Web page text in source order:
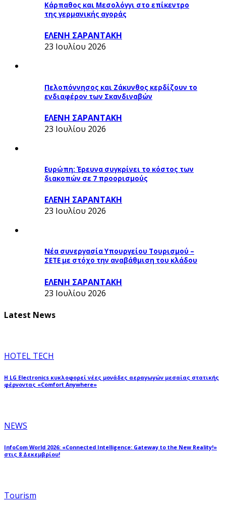
Κάρπαθος και Μεσολόγγι στο επίκεντρο
της γερμανικής αγοράς
ΕΛΕΝΗ ΣΑΡΑΝΤΑΚΗ
23 Ιουλίου 2026
Πελοπόννησος και Ζάκυνθος κερδίζουν το
ενδιαφέρον των Σκανδιναβών
ΕΛΕΝΗ ΣΑΡΑΝΤΑΚΗ
23 Ιουλίου 2026
Ευρώπη: Έρευνα συγκρίνει το κόστος των
διακοπών σε 7 προορισμούς
ΕΛΕΝΗ ΣΑΡΑΝΤΑΚΗ
23 Ιουλίου 2026
Νέα συνεργασία Υπουργείου Τουρισμού –
ΣΕΤΕ με στόχο την αναβάθμιση του κλάδου
ΕΛΕΝΗ ΣΑΡΑΝΤΑΚΗ
23 Ιουλίου 2026
Latest News
HOTEL TECH
Η LG Electronics κυκλοφορεί νέες μονάδες αεραγωγών μεσαίας στατικής
φέρνοντας «Comfort Anywhere»
NEWS
InfoCom World 2026: «Connected Intelligence: Gateway to the New Reality!»
στις 8 Δεκεμβρίου!
Tourism